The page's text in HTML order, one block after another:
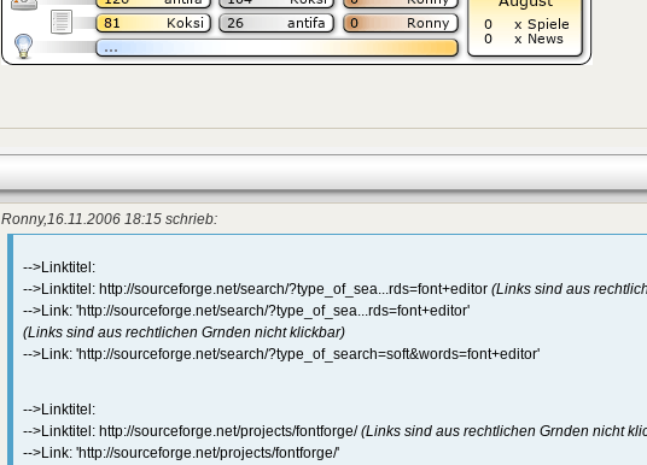
Ronny,16.11.2006 18:15 schrieb:
-->Linktitel:
-->Linktitel: http://sourceforge.net/search/?type_of_sea...rds=font+editor (Links sind aus
-->Link: 'http://sourceforge.net/search/?type_of_sea...rds=font+editor'
(Links sind aus rechtlichen Grnden nicht klickbar)
-->Link: 'http://sourceforge.net/search/?type_of_search=soft&words=font+editor'
-->Linktitel:
-->Linktitel: http://sourceforge.net/projects/fontforge/(Links sind aus rechtlichen Grnden nicht
-->Link: 'http://sourceforge.net/projects/fontforge/'